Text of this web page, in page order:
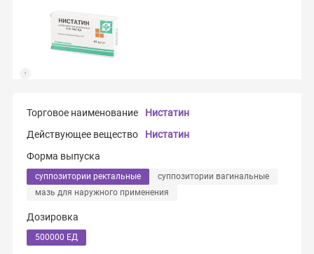
Торговое наименование
Нистатин
Действующее вещество
Нистатин
Форма выпуска
суппозитории ректальные
суппозитории вагинальные
мазь для наружного применения
Дозировка
500000 ЕД